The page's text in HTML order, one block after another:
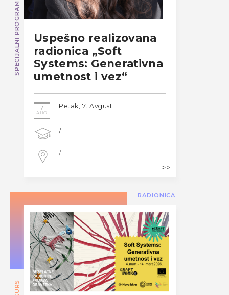
SPECIJALNI PROGRAM
Uspešno realizovana
radionica „Soft
Systems: Generativna
umetnost i vez“
7
AUG
Petak, 7. Avgust
/
/
RADIONICA
KURS